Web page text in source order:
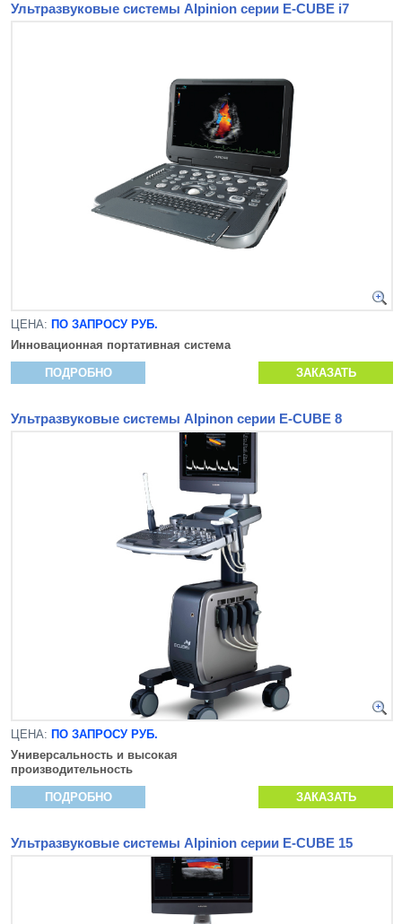
Ультразвуковые системы Alpinion серии E-CUBE i7
ЦЕНА: ПО ЗАПРОСУ РУБ.
Инновационная портативная система
ПОДРОБНО ЗАКАЗАТЬ
Ультразвуковые системы Alpinon серии E-CUBE 8
ЦЕНА: ПО ЗАПРОСУ РУБ.
Универсальность и высокая
производительность
ПОДРОБНО ЗАКАЗАТЬ
Ультразвуковые системы Alpinion серии E-CUBE 15